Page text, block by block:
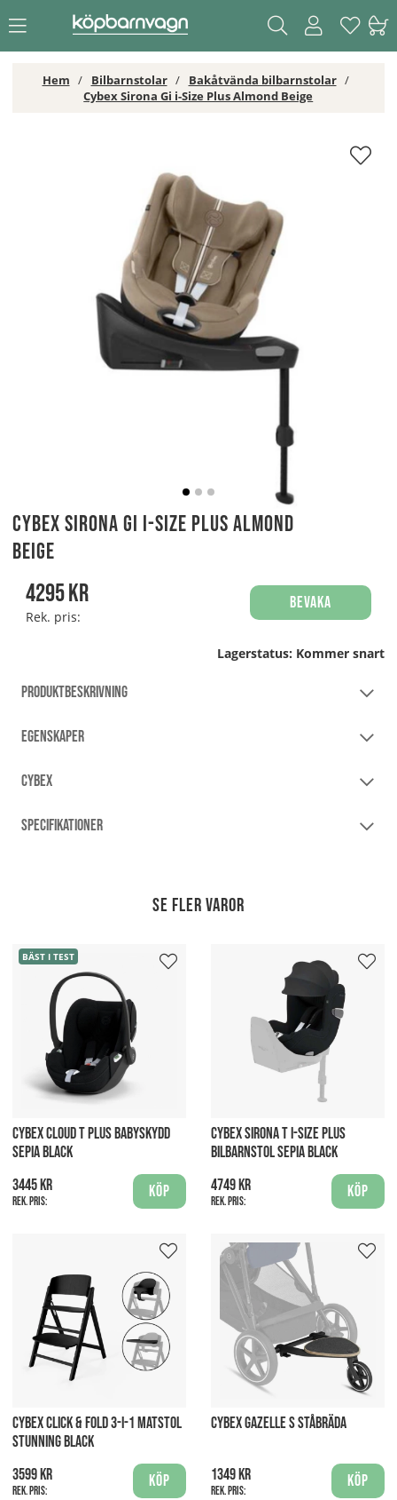
Hem Bilbarnstolar
Bakåtvända bilbarnstolar
Cybex Sirona Gi i-Size Plus Almond Beige
Cybex Sirona Gi i-Size Plus Almond
Beige
4295kr
Rek. pris:
Bevaka
Lagerstatus: Kommer snart
PRODUKTBESKRIVNING
EGENSKAPER
CYBEX
SPECIFIKATIONER
Se fler varor
BÄST I TEST
CYBEX CLOUD T PLUS BABYSKYDD
SEPIA BLACK
3445 kr
Rek. pris:
Köp
CYBEX SIRONA T I-SIZE PLUS
BILBARNSTOL SEPIA BLACK
4749 kr
Rek. pris:
Köp
CYBEX CLICK & FOLD 3-I-1 MATSTOL
STUNNING BLACK
3599 kr
Rek. pris:
Köp
CYBEX GAZELLE S STÅBRÄDA
1349 kr
Rek. pris:
Köp